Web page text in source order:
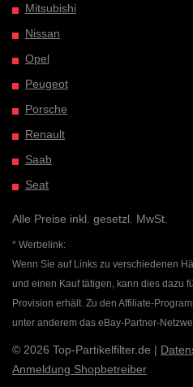
Mitsubishi
Nissan
Opel
Peugeot
Porsche
Renault
Saab
Seat
Alle Preise inkl. gesetzl. MwSt.
* Werbelink:
Wenn Sie auf Links zu verschiedenen
und einen Kauf tätigen, kann dies dazu
Provision erhält. Zu den Affiliate-
unter anderem das eBay-Partner-
© 2026 Top-Partikelfilter.de |
Anmeldung Shopbetreiber